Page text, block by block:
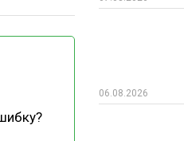
06.08.2026